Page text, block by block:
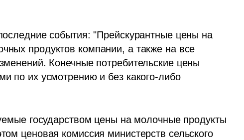
события: "Прейскурантные цены на
продуктов компании, а также на все
Конечные потребительские цены
по их усмотрению и без какого-либо
государством цены на молочные продукты
ценовая комиссия министерств сельского